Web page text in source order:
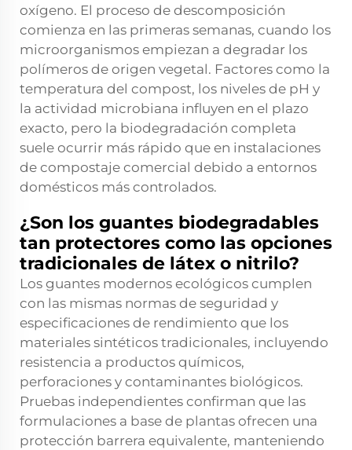
oxígeno. El proceso de descomposición
comienza en las primeras semanas, cuando los
microorganismos empiezan a degradar los
polímeros de origen vegetal. Factores como la
temperatura del compost, los niveles de pH y
la actividad microbiana influyen en el plazo
exacto, pero la biodegradación completa
suele ocurrir más rápido que en instalaciones
de compostaje comercial debido a entornos
domésticos más controlados.
¿Son los guantes biodegradables
tan protectores como las opciones
tradicionales de látex o nitrilo?
Los guantes modernos ecológicos cumplen
con las mismas normas de seguridad y
especificaciones de rendimiento que los
materiales sintéticos tradicionales, incluyendo
resistencia a productos químicos,
perforaciones y contaminantes biológicos.
Pruebas independientes confirman que las
formulaciones a base de plantas ofrecen una
protección barrera equivalente, manteniendo